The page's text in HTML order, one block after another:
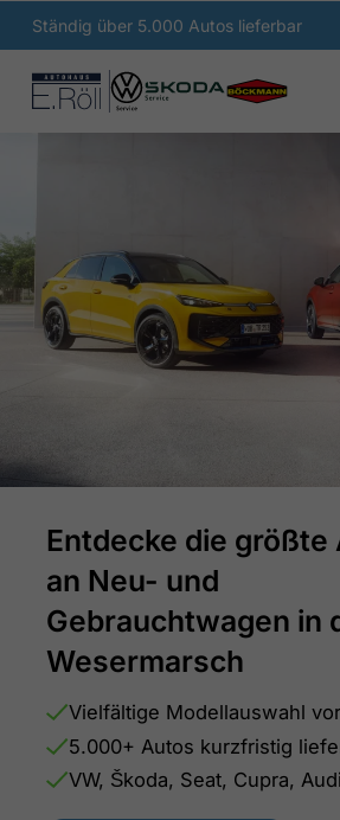
Ständig über 5.000 Autos lieferbar
Entdecke die größte
an Neu- und
Gebrauchtwagen in
Wesermarsch
Vielfältige Modellauswahl
5.000+ Autos kurzfristig
VW, Škoda, Seat, Cupra, Audi